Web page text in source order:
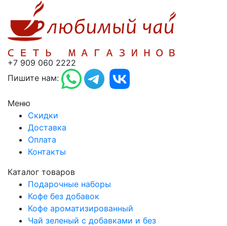
+7 909 060 2222
Пишите нам:
Меню
Скидки
Доставка
Оплата
Контакты
Каталог товаров
Подарочные наборы
Кофе без добавок
Кофе ароматизированный
Чай зеленый с добавками и без